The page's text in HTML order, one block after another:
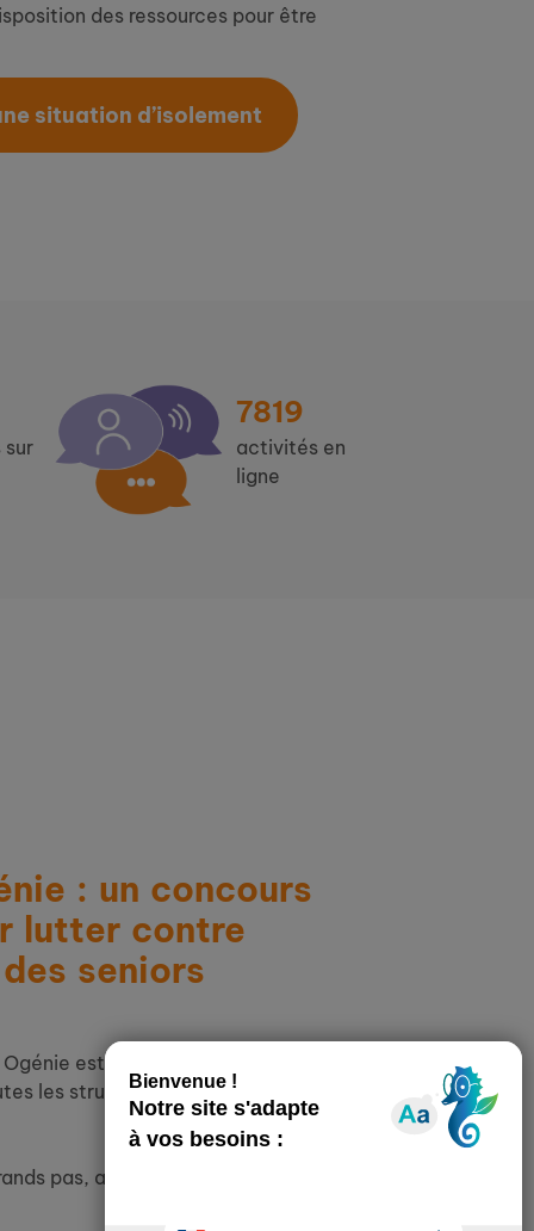
des ressources pour être
situation d’isolement
7819
activités en
ligne
: un concours
lutter contre
seniors
est un concours national créatif
les structures engagées pour le lien
pas, alors restez à l’écoute et